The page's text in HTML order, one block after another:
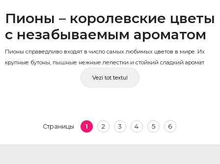
Пионы – королевские цветы
с незабываемым ароматом
Пионы справедливо входят в число самых любимых цветов в мире. Их
крупные бутоны, пышные нежные лепестки и стойкий сладкий аромат
Букет пионов для особых
случаев
Vezi tot textul
Страницы 1 2 3 4 5 6